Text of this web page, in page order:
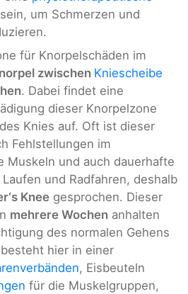
um Schmerzen und
für Knorpelschäden im
zwischen Kniescheibe
. Dabei findet eine
dieser Knorpelzone
Knies auf. Oft ist dieser
Fehlstellungen im
Muskeln und auch dauerhafte
und Radfahren, deshalb
Knee gesprochen. Dieser
mehrere Wochen anhalten
des normalen Gehens
hier in einer
, Eisbeuteln
für die Muskelgruppen,